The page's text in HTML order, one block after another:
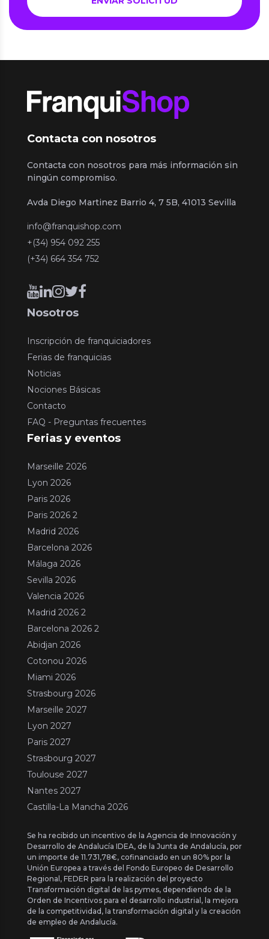
Contacta con nosotros
Contacta con nosotros para más información sin
ningún compromiso.
Avda Diego Martinez Barrio 4, 7 5B, 41013 Sevilla
info@franquishop.com
+(34) 954 092 255
(+34) 664 354 752
Nosotros
Inscripción de franquiciadores
Ferias de franquicias
Noticias
Nociones Básicas
Contacto
FAQ - Preguntas frecuentes
Ferias y eventos
Marseille 2026
Lyon 2026
Paris 2026
Paris 2026 2
Madrid 2026
Barcelona 2026
Málaga 2026
Sevilla 2026
Valencia 2026
Madrid 2026 2
Barcelona 2026 2
Abidjan 2026
Cotonou 2026
Miami 2026
Strasbourg 2026
Marseille 2027
Lyon 2027
Paris 2027
Strasbourg 2027
Toulouse 2027
Nantes 2027
Castilla-La Mancha 2026
Se ha recibido un incentivo de la Agencia de Innovación y
Desarrollo de Andalucía IDEA, de la Junta de Andalucía, por
un importe de 11.731,78€, cofinanciado en un 80% por la
Unión Europea a través del Fondo Europeo de Desarrollo
Regional, FEDER para la realización del proyecto
Transformación digital de las pymes, dependiendo de la
Orden de Incentivos para el desarrollo industrial, la mejora
de la competitividad, la transformación digital y la creación
de empleo de Andalucía.